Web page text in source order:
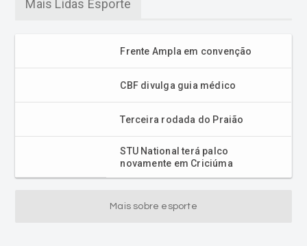
Mais Lidas Esporte
Frente Ampla em convenção
CBF divulga guia médico
Terceira rodada do Praião
STU National terá palco
novamente em Criciúma
Mais sobre esporte